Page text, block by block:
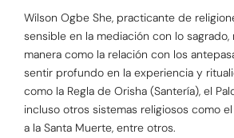
Wilson Ogbe She, practicante de
sensible en la mediación con lo sagrado,
manera como la relación con los
sentir profundo en la experiencia y
como la Regla de Orisha (Santería), el
incluso otros sistemas religiosos como
a la Santa Muerte, entre otros.